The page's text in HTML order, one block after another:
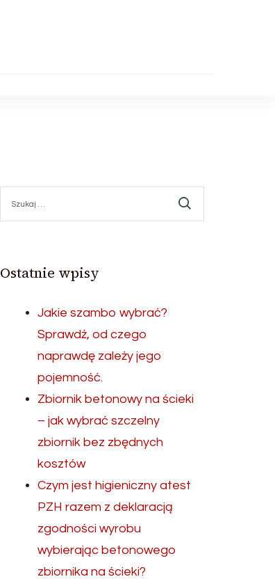
Ostatnie wpisy
Jakie szambo wybrać?
Sprawdź, od czego
naprawdę zależy jego
pojemność.
Zbiornik betonowy na ścieki
– jak wybrać szczelny
zbiornik bez zbędnych
kosztów
Czym jest higieniczny atest
PZH razem z deklaracją
zgodności wyrobu
wybierając betonowego
zbiornika na ścieki?